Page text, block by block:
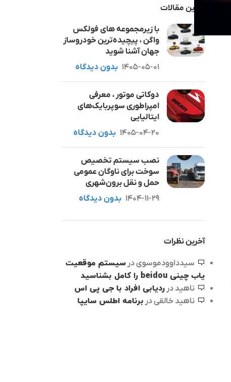
آخرین مقالات
با زیرمجموعه های فولکس
واگن ، پیچیده‌ترین خودروساز
جهان آشنا شوید
1405-05-01 بدون دیدگاه
دوکاتی موتور ، معرفی
امپراطوری سوپربایک‌های
ایتالیایی
1405-04-20 بدون دیدگاه
نصب سیستم تخصیص
سوخت برای ناوگان عمومی
حمل و نقل برون‌شهری
1404-11-29 بدون دیدگاه
آخرین نظرات
سیدداوودموسوی در سیستم موقعیت
یاب چینی beidou را کامل بشناسید
ناهید در ردیابی افراد با جی پی اس
ناهید خالقی در برنامه اطلس سایپا